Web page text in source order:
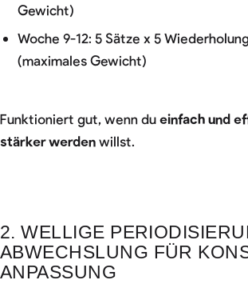
Gewicht)
Woche 9-12: 5 Sätze x 5
(maximales Gewicht)
Funktioniert gut, wenn du einfach und
stärker werden willst.
2. WELLIGE
ABWECHSLUNG FÜR
ANPASSUNG